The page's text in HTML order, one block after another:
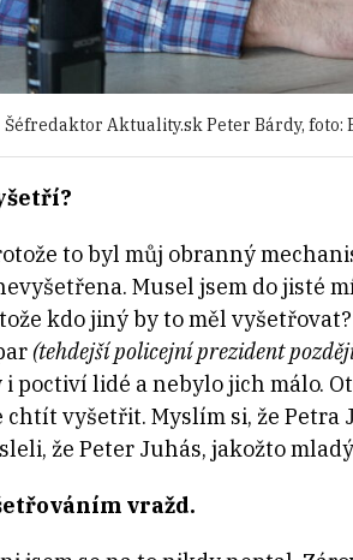
Šéfredaktor Aktuality.sk Peter Bárdy, foto:
to byl můj obranný
Musel jsem do jisté
kdo jiný by to měl
(tehdejší policejní prezident
poctiví lidé a nebylo jich málo.
vyšetřit. Myslím si, že Petra
že Peter Juhás, jakožto
vražd.